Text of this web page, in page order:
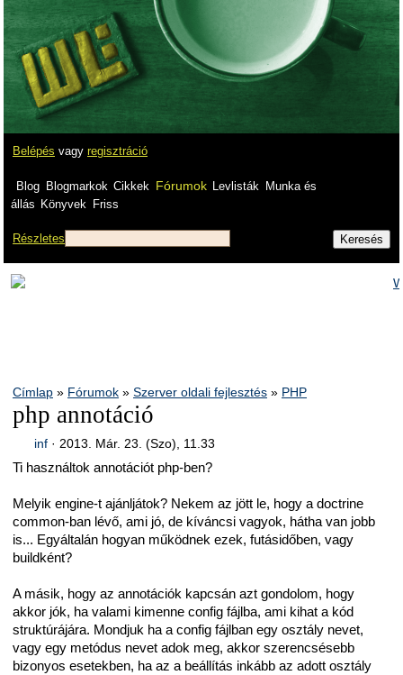
Belépés vagy regisztráció
Blog Blogmarkok Cikkek Fórumok Levlisták
Munka és
állás Könyvek Friss
Részletes
Címlap » Fórumok » Szerver oldali fejlesztés » PHP
php annotáció
inf· 2013. Már. 23. (Szo), 11.33
Ti használtok annotációt php-ben?
Melyik engine-t ajánljátok? Nekem az jött le, hogy a doctrine
common-ban lévő, ami jó, de kíváncsi vagyok, hátha van jobb
is... Egyáltalán hogyan működnek ezek, futásidőben, vagy
buildként?
A másik, hogy az annotációk kapcsán azt gondolom, hogy
akkor jók, ha valami kimenne config fájlba, ami kihat a kód
struktúrájára. Mondjuk ha a config fájlban egy osztály nevet,
vagy egy metódus nevet adok meg, akkor szerencsésebb
bizonyos esetekben, ha az a beállítás inkább az adott osztály